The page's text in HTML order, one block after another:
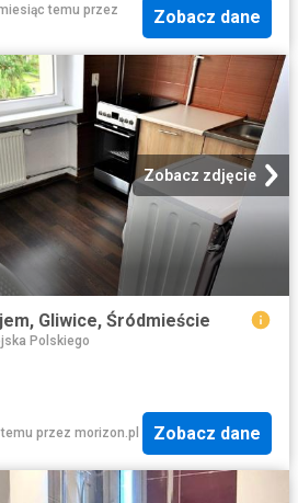
temu przez
Zobacz dane
Zobacz zdjęcie
Gliwice, Śródmieście
Polskiego
przez morizon.pl Zobacz dane